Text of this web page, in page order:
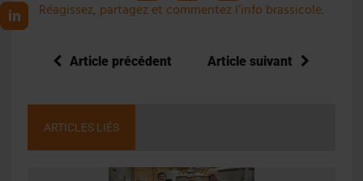
Réagissez, partagez et commentez l’info brassicole.
Article précédent Article suivant
ARTICLES LIÉS